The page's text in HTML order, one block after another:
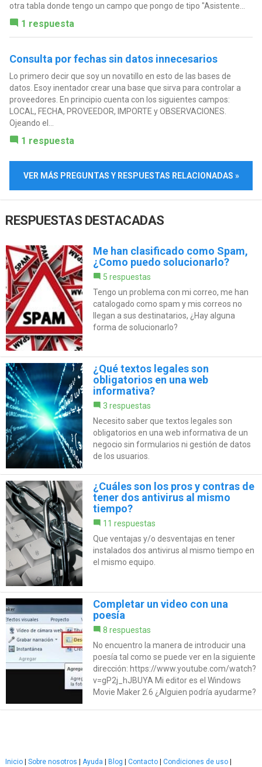
otra tabla donde tengo un campo que pongo de tipo "Asistente...
1 respuesta
Consulta por fechas sin datos innecesarios
Lo primero decir que soy un novatillo en esto de las bases de
datos. Esoy inentador crear una base que sirva para controlar a
proveedores. En principio cuenta con los siguientes campos:
LOCAL, FECHA, PROVEEDOR, IMPORTE y OBSERVACIONES.
Ojeando el...
1 respuesta
VER MÁS PREGUNTAS Y RESPUESTAS RELACIONADAS »
RESPUESTAS DESTACADAS
Me han clasificado como Spam,
¿Como puedo solucionarlo?
5 respuestas
Tengo un problema con mi correo, me han
catalogado como spam y mis correos no
llegan a sus destinatarios, ¿Hay alguna
forma de solucionarlo?
¿Qué textos legales son
obligatorios en una web
informativa?
3 respuestas
Necesito saber que textos legales son
obligatorios en una web informativa de un
negocio sin formularios ni gestión de datos
de los usuarios.
¿Cuáles son los pros y contras de
tener dos antivirus al mismo
tiempo?
11 respuestas
Que ventajas y/o desventajas en tener
instalados dos antivirus al mismo tiempo en
el mismo equipo.
Completar un video con una
poesía
8 respuestas
No encuentro la manera de introducir una
poesía tal como se puede ver en la siguiente
dirección: https://www.youtube.com/watch?
v=gP2j_hJBUYA Mi editor es el Windows
Movie Maker 2.6 ¿Alguien podría ayudarme?
Inicio Sobre nosotros Ayuda Blog Contacto Condiciones de uso